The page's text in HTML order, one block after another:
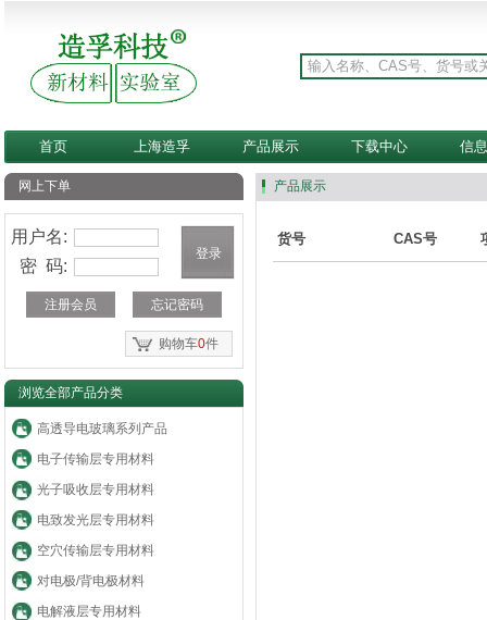
首页 上海造孚 产品展示 下载中心 信
网上下单
用户名:
密 码:
注册会员 忘记密码
购物车0件
浏览全部产品分类
高透导电玻璃系列产品
电子传输层专用材料
光子吸收层专用材料
电致发光层专用材料
空穴传输层专用材料
对电极/背电极材料
电解液层专用材料
产品展示
货号 CAS号